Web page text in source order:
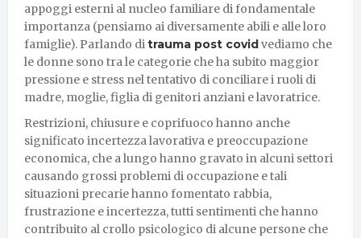
appoggi esterni al nucleo familiare di fondamentale
importanza (pensiamo ai diversamente abili e alle loro
famiglie). Parlando di trauma post covidvediamo che
le donne sono tra le categorie che ha subito maggior
pressione e stress nel tentativo di conciliare i ruoli di
madre, moglie, figlia di genitori anziani e lavoratrice.
Restrizioni, chiusure e coprifuoco hanno anche
significato incertezza lavorativa e preoccupazione
economica, che a lungo hanno gravato in alcuni settori
causando grossi problemi di occupazione e tali
situazioni precarie hanno fomentato rabbia,
frustrazione e incertezza, tutti sentimenti che hanno
contribuito al crollo psicologico di alcune persone che